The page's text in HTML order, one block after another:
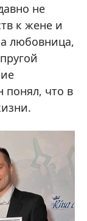
не
к жене и
любовница,
понял, что в